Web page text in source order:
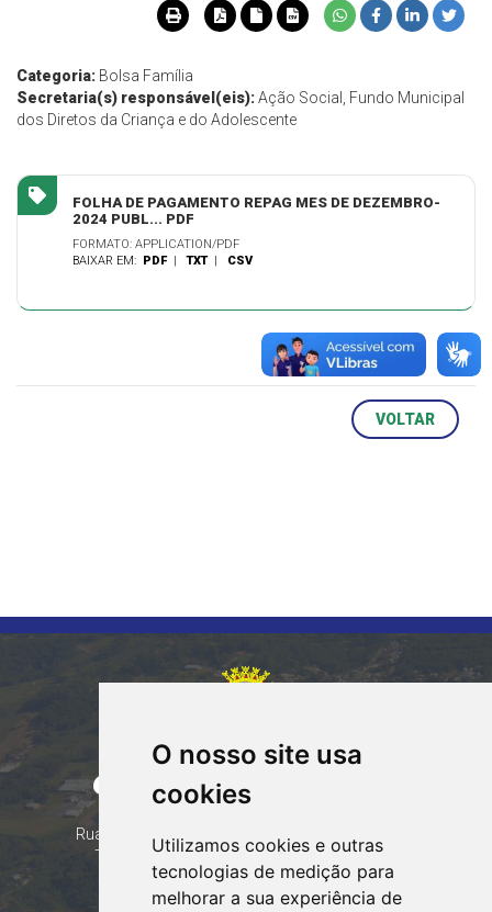
O nosso site usa
cookies
Utilizamos cookies e outras
tecnologias de medição para
melhorar a sua experiência de
Categoria: Bolsa Família
Secretaria(s) responsável(eis):Ação Social, Fundo Municipal
dos Diretos da Criança e do Adolescente
FOLHA DE PAGAMENTO REPAG MES DE DEZEMBRO-
2024 PUBL... PDF
FORMATO: APPLICATION/PDF
BAIXAR EM: PDF |TXT | CSV
VOLTAR
CORUMBATAÍ DO SUL
PARANÁ
Rua Tocantins 153 Corumbataí - CEP: 86.970-000
Telefone: (44) 99935-8828, (44) 99935-8839
contato@corumbataidosul.pr.gov.br